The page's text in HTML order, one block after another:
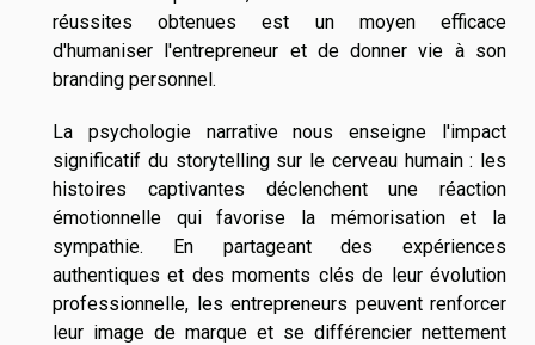
réussites obtenues est un moyen efficace
d'humaniser l'entrepreneur et de donner vie à son
branding personnel.
La psychologie narrative nous enseigne l'impact
significatif du storytelling sur le cerveau humain : les
histoires captivantes déclenchent une réaction
émotionnelle qui favorise la mémorisation et la
sympathie. En partageant des expériences
authentiques et des moments clés de leur évolution
professionnelle, les entrepreneurs peuvent renforcer
leur image de marque et se différencier nettement